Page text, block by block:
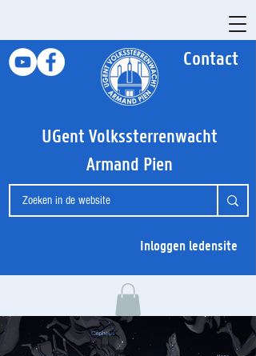
Contact
UGent Volkssterrenwacht
Armand Pien
Inloggen ledensite